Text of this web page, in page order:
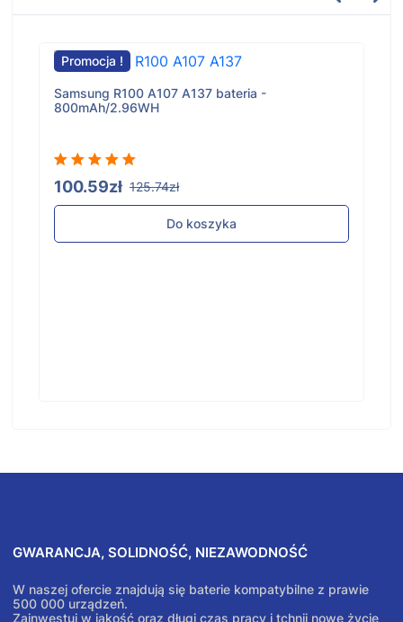
Promocja !
Samsung R100 A107 A137 bateria -
800mAh/2.96WH
100.59zł 125.74zł
Do koszyka
GWARANCJA, SOLIDNOŚĆ, NIEZAWODNOŚĆ
W naszej ofercie znajdują się baterie kompatybilne z prawie
500 000 urządzeń.
Zainwestuj w jakość oraz długi czas pracy i tchnij nowe życie